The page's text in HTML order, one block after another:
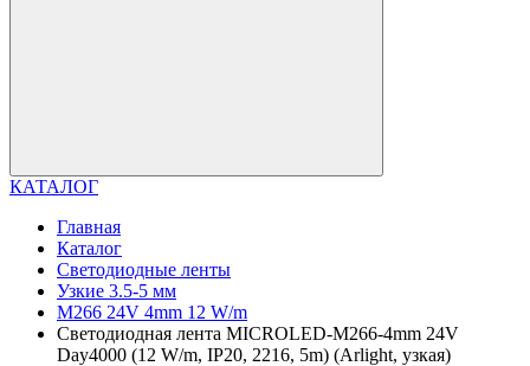
КАТАЛОГ
Главная
Каталог
Светодиодные ленты
Узкие 3.5-5 мм
M266 24V 4mm 12 W/m
Светодиодная лента MICROLED-M266-4mm 24V
Day4000 (12 W/m, IP20, 2216, 5m) (Arlight, узкая)